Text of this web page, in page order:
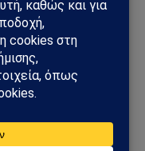
οικονομικά σε
ταυτόχρονα
χρόνια.